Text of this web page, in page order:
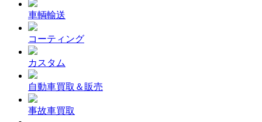
車輌輸送
コーティング
カスタム
自動車買取＆販売
事故車買取